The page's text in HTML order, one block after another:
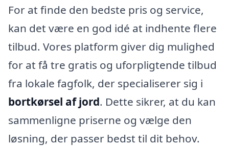
For at finde den bedste pris og service,
kan det være en god idé at indhente flere
tilbud. Vores platform giver dig mulighed
for at få tre gratis og uforpligtende tilbud
fra lokale fagfolk, der specialiserer sig i
bortkørsel af jord. Dette sikrer, at du kan
sammenligne priserne og vælge den
løsning, der passer bedst til dit behov.